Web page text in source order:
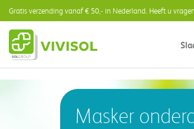
Gratis verzending vanaf € 50,- in Nederland. Heeft u
Masker